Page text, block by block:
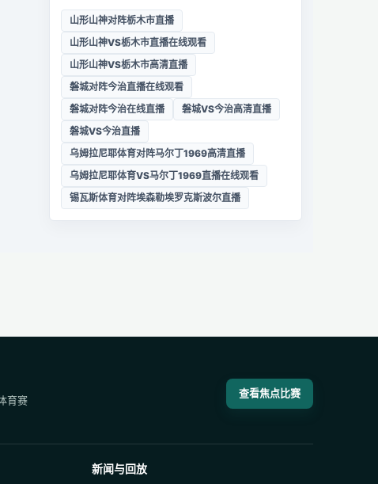
山形山神对阵栃木市直播
山形山神VS栃木市直播在线观看
山形山神VS栃木市高清直播
磐城对阵今治直播在线观看
磐城对阵今治在线直播
磐城VS今治高清直播
磐城VS今治直播
乌姆拉尼耶体育对阵马尔丁1969高清直播
乌姆拉尼耶体育VS马尔丁1969直播在线观看
锡瓦斯体育对阵埃森勒埃罗克斯波尔直播
育赛
查看焦点比赛
新闻与回放